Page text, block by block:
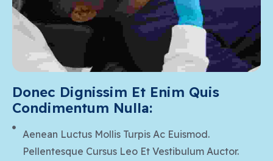
Donec Dignissim Et Enim Quis
Condimentum Nulla:
Aenean Luctus Mollis Turpis Ac Euismod.
Pellentesque Cursus Leo Et Vestibulum Auctor.